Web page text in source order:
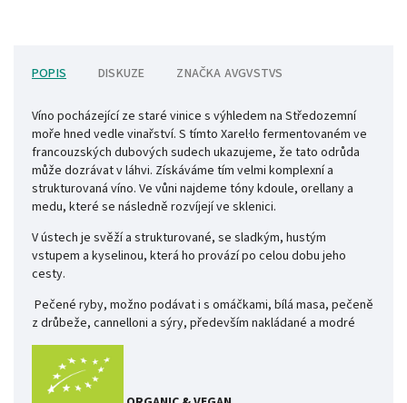
POPIS DISKUZE ZNAČKA AVGVSTVS
Víno pocházející ze staré vinice s výhledem na Středozemní
moře hned vedle vinařství. S tímto Xarel·lo fermentovaném ve
francouzských dubových sudech ukazujeme, že tato odrůda
může dozrávat v láhvi. Získáváme tím velmi komplexní a
strukturovaná víno. Ve vůni najdeme tóny kdoule, orellany a
medu, které se následně rozvíjejí ve sklenici.
V ústech je svěží a strukturované, se sladkým, hustým
vstupem a kyselinou, která ho provází po celou dobu jeho
cesty.
Pečené ryby, možno podávat i s omáčkami, bílá masa, pečeně
z drůbeže, cannelloni a sýry, především nakládané a modré